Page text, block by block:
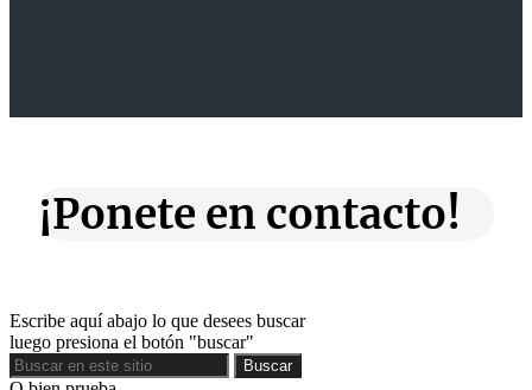
¡Ponete en contacto!
Escribe aquí abajo lo que desees buscar
luego presiona el botón "buscar"
Buscar
Buscar